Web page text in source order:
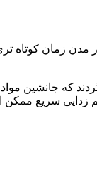
کوتاه تری
که جانشین
زدایی سریع